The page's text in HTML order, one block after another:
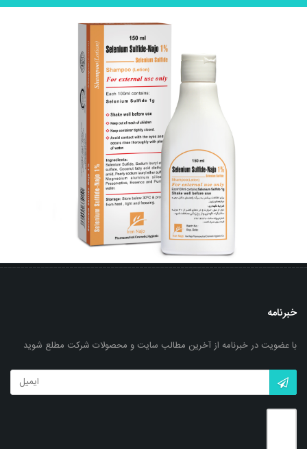
شامپو سلنیوم سولفاید- ناژو 1%
خبرنامه
با عضویت در خبرنامه از آخرین مطالب سایت و محصولات شرکت مطلع شوید